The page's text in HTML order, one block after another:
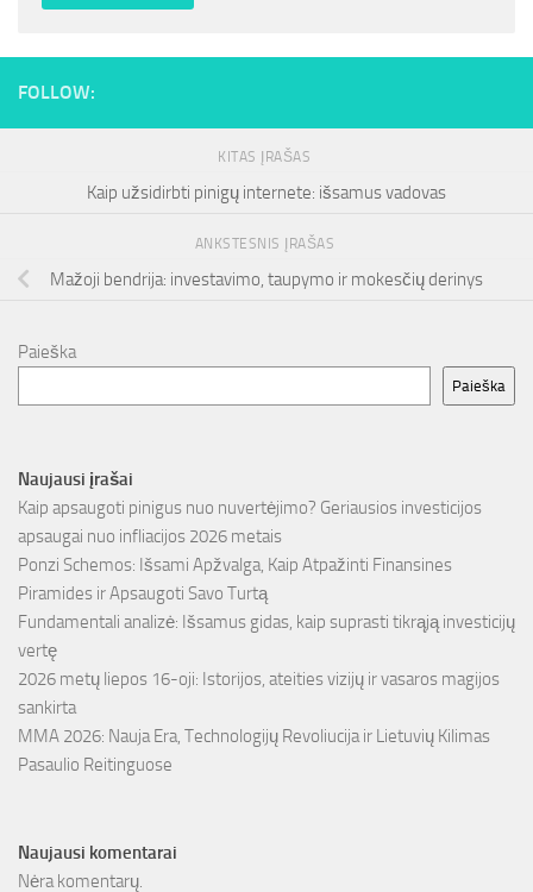
FOLLOW:
KITAS ĮRAŠAS
Kaip užsidirbti pinigų internete: išsamus vadovas
ANKSTESNIS ĮRAŠAS
Mažoji bendrija: investavimo, taupymo ir mokesčių derinys
Paieška
Paieška
Naujausi įrašai
Kaip apsaugoti pinigus nuo nuvertėjimo? Geriausios investicijos
apsaugai nuo infliacijos 2026 metais
Ponzi Schemos: Išsami Apžvalga, Kaip Atpažinti Finansines
Piramides ir Apsaugoti Savo Turtą
Fundamentali analizė: Išsamus gidas, kaip suprasti tikrąją investicijų
vertę
2026 metų liepos 16-oji: Istorijos, ateities vizijų ir vasaros magijos
sankirta
MMA 2026: Nauja Era, Technologijų Revoliucija ir Lietuvių Kilimas
Pasaulio Reitinguose
Naujausi komentarai
Nėra komentarų.